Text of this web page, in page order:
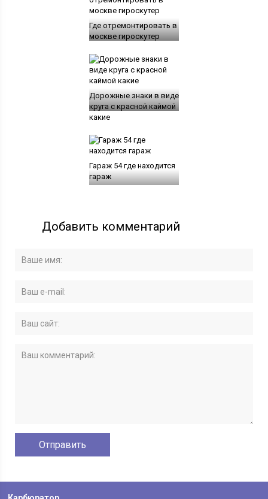
Где отремонтировать в
москве гироскутер
Дорожные знаки в виде
круга с красной каймой
какие
Гараж 54 где находится
гараж
Добавить комментарий